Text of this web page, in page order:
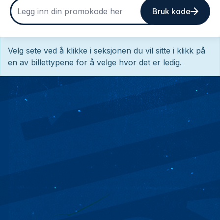
Bruk kode
Velg sete ved å klikke i seksjonen du vil sitte i klikk på
en av billettypene for å velge hvor det er ledig.